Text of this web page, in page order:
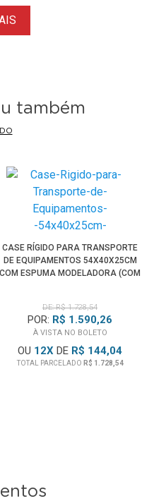
também
CASE RÍGIDO PARA TRANSPORTE
DE EQUIPAMENTOS 54X40X25CM
COM ESPUMA MODELADORA (COM
DE: R$ 1.728,54
POR: R$ 1.590,26
À VISTA NO BOLETO
OU 12X DE R$ 144,04
TOTAL PARCELADO R$ 1.728,54